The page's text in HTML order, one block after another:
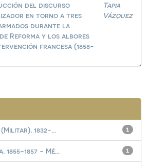
del discurso
en torno a tres
durante la
Reforma y los albores
francesa (1858-
Tapia
Vázquez
1
1832-...
1
1857 - Mé...